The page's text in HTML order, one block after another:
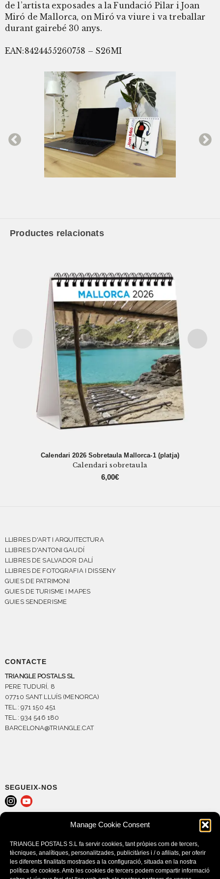
Manage Cookie Consent
TRIANGLE POSTALS S.L fa servir cookies, tant pròpies com de tercers,
tècniques, analítiques, personalitzades, publicitàries i / o afiliats, per oferir
les diferents finalitats mostrades a la configuració, situada en la nostra
política de cookies. Amb les cookies de tercers podem compartir informació
de l’artista exposades a la Fundació Pilar i Joan
Miró de Mallorca, on Miró va viure i va treballar
durant gairebé 30 anys.
EAN:8424455260758 – S26MI
Productes relacionats
Calendari 2026 Sobretaula Mallorca-1 (platja)
Calendari sobretaula
6,00€
LLIBRES D'ART I ARQUITECTURA
LLIBRES D'ANTONI GAUDÍ
LLIBRES DE SALVADOR DALÍ
LLIBRES DE FOTOGRAFIA I DISSENY
GUIES DE PATRIMONI
GUIES DE TURISME I MAPES
GUIES SENDERISME
CONTACTE
TRIANGLE POSTALS SL
PERE TUDURÍ, 8
07710 SANT LLUÍS (MENORCA)
TEL.: 971 150 451
TEL.: 934 546 180
BARCELONA@TRIANGLE.CAT
SEGUEIX-NOS
POLÍTICA DE COOKIES (EU)
CONDICIONS DE COMPRA